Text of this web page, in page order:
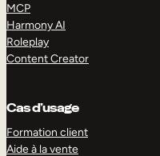
MCP
Harmony AI
Roleplay
Content Creator
Cas d’usage
Formation client
Aide à la vente